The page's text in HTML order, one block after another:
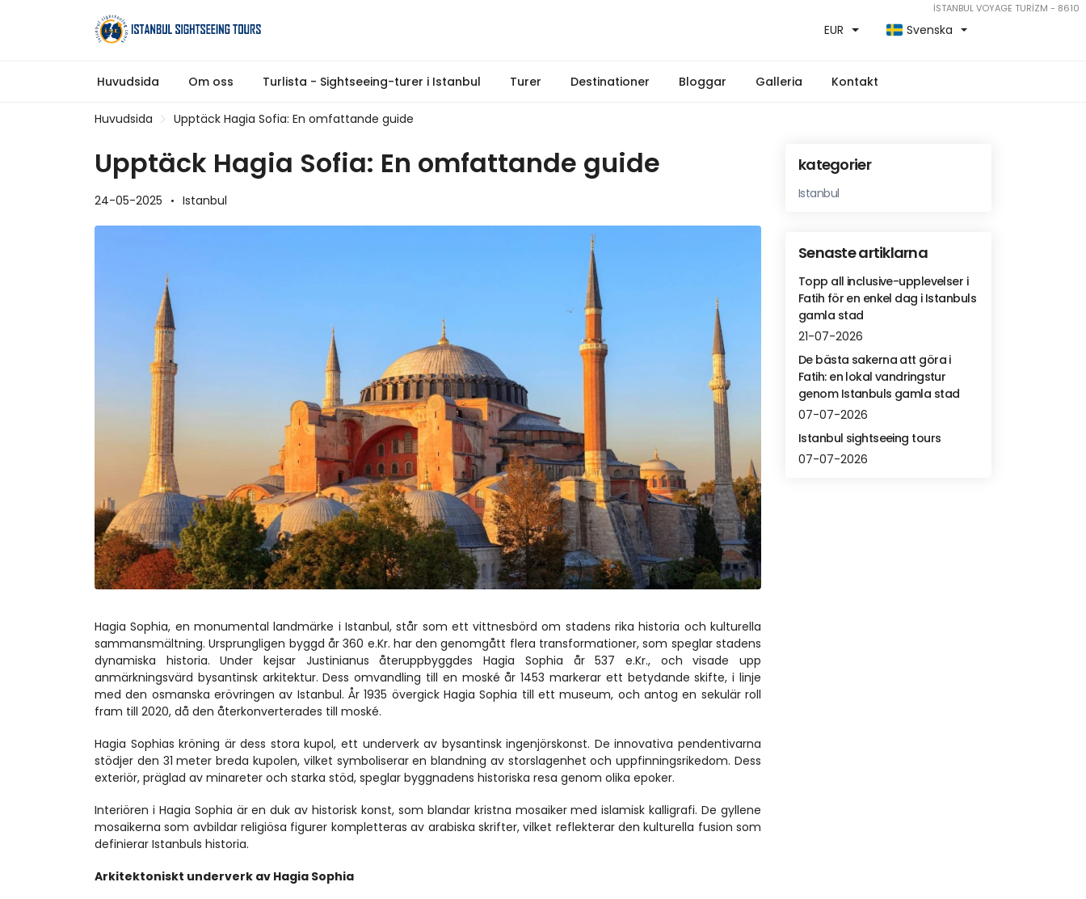
İSTANBUL VOYAGE TURİZM - 8610
EUR Svenska
Huvudsida Om oss Turlista - Sightseeing-turer i Istanbul Turer Destinationer Bloggar Galleria Kontakt
Huvudsida Upptäck Hagia Sofia: En omfattande guide
Upptäck Hagia Sofia: En omfattande guide
24-05-2025 Istanbul
Hagia Sophia, en monumental landmärke i Istanbul, står som ett vittnesbörd om stadens rika historia och kulturella
sammansmältning. Ursprungligen byggd år 360 e.Kr. har den genomgått flera transformationer, som speglar stadens
dynamiska historia. Under kejsar Justinianus återuppbyggdes Hagia Sophia år 537 e.Kr., och visade upp
anmärkningsvärd bysantinsk arkitektur. Dess omvandling till en moské år 1453 markerar ett betydande skifte, i linje
med den osmanska erövringen av Istanbul. År 1935 övergick Hagia Sophia till ett museum, och antog en sekulär roll
fram till 2020, då den återkonverterades till moské.
Hagia Sophias kröning är dess stora kupol, ett underverk av bysantinsk ingenjörskonst. De innovativa pendentivarna
stödjer den 31 meter breda kupolen, vilket symboliserar en blandning av storslagenhet och uppfinningsrikedom. Dess
exteriör, präglad av minareter och starka stöd, speglar byggnadens historiska resa genom olika epoker.
Interiören i Hagia Sophia är en duk av historisk konst, som blandar kristna mosaiker med islamisk kalligrafi. De gyllene
mosaikerna som avbildar religiösa figurer kompletteras av arabiska skrifter, vilket reflekterar den kulturella fusion som
definierar Istanbuls historia.
Arkitektoniskt underverk av Hagia Sophia
kategorier
Istanbul
Senaste artiklarna
Topp all inclusive-upplevelser i
Fatih för en enkel dag i Istanbuls
gamla stad
21-07-2026
De bästa sakerna att göra i
Fatih: en lokal vandringstur
genom Istanbuls gamla stad
07-07-2026
Istanbul sightseeing tours
07-07-2026